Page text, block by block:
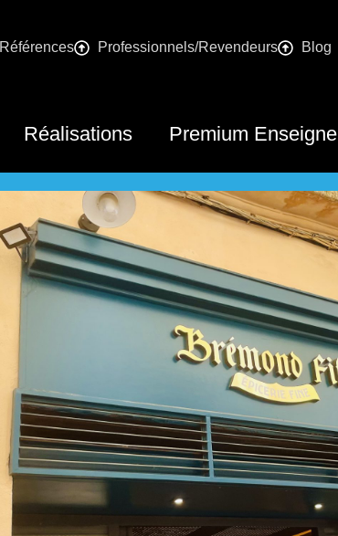
Références Professionnels/Revendeurs Blog
Réalisations Premium Enseigne